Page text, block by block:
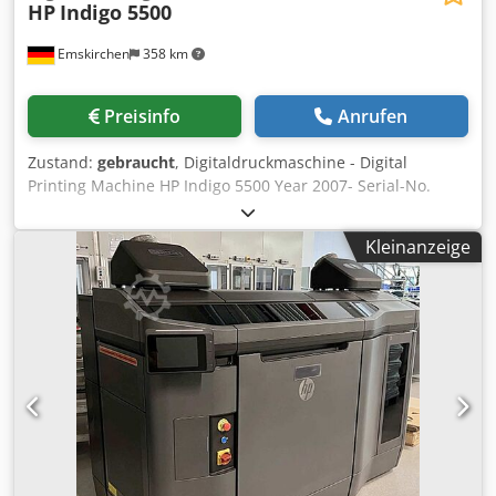
Emskirchen 358 km
HP Indigo 5500
Preisinfo Anrufen
Zustand: gebraucht, Digitaldruckmaschine - Digital
Printing Machine HP Indigo 5500 Year 2007- Serial-No.
30005331 Printing speed 68 4-color 8.5 x 11 in images per
minute (two-up); 136 2-color and 8.5 x 11 in images per
minute (two-up) Dwsdpjy Nmhgefx Achja Image resolution
812 dpi at 8 bit, 812 x 1624 dpi in High Definition Imaging
Line screens 144, 160, 175, 180, 230 lpi Paper format 13 x
19 in maximum Image format 12.12 x 17.7 in Paper weight*
Coated: 55 lb text - 130 lb; Uncoated: 40 lb text - 120 lb;
Thickness: 3-16 pt Paper input system • Two drawers with
7 in depth each each (1800 sheets of 3-16 pt) • A total of
3600 sheets of 80 lb. text. • All paper drawers support the
full range of substrates Paper output system •
Autoduplex/autoperfecting standard • Main stacking tray
with 23.6 in stack height with job offset stacking (6000
Kleinanzeige